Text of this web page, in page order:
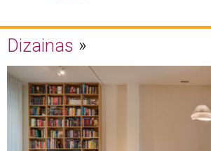
Dizainas